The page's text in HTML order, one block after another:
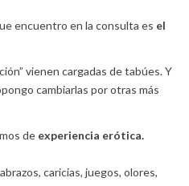
encuentro en la consulta es el
vienen cargadas de tabúes. Y
cambiarlas por otras más
de experiencia erótica.
caricias, juegos, olores,